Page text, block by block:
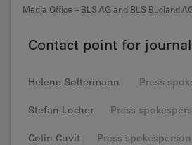
Media Office – BLS AG and BLS Busland
Contact point for
Helene Soltermann Press
Stefan Locher Press
Colin Cuvit Press spokesperson